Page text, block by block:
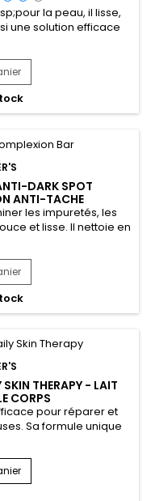
la peau, il lisse,
une solution efficace
de votre peau et
lumineux. Enrichie en
Glycérine
un niveau
au long...
DARK SPOT
ANTI-TACHE
les impuretés, les
et lisse. Il nettoie en
Formulé
ses propriétés
Complexion Bar Soap
de la peau.&nbsp;
THERAPY - LAIT
CORPS
pour réparer et
Sa formule unique
du beurre de Cacao
de Tournesol. Le
aide à hydrater
douce et lisse au
Club